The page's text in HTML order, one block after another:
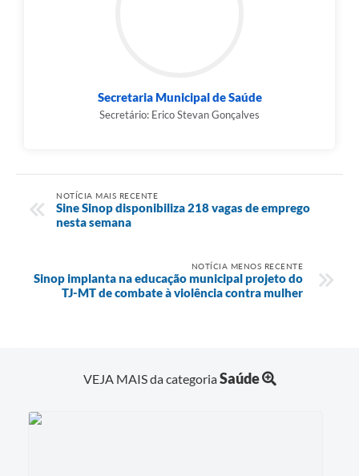
Secretaria Municipal de Saúde
Secretário: Erico Stevan Gonçalves
NOTÍCIA MAIS RECENTE
Sine Sinop disponibiliza 218 vagas de emprego
nesta semana
NOTÍCIA MENOS RECENTE
Sinop implanta na educação municipal projeto do
TJ-MT de combate à violência contra mulher
VEJA MAIS da categoriaSaúde